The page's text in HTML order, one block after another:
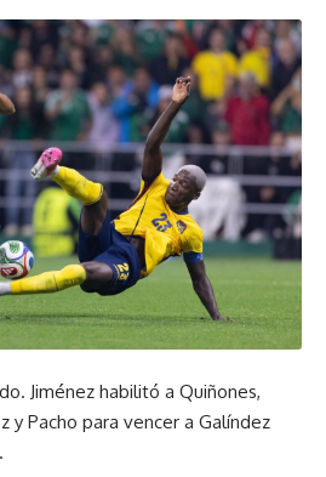
Jiménez habilitó a Quiñones,
y Pacho para vencer a Galíndez